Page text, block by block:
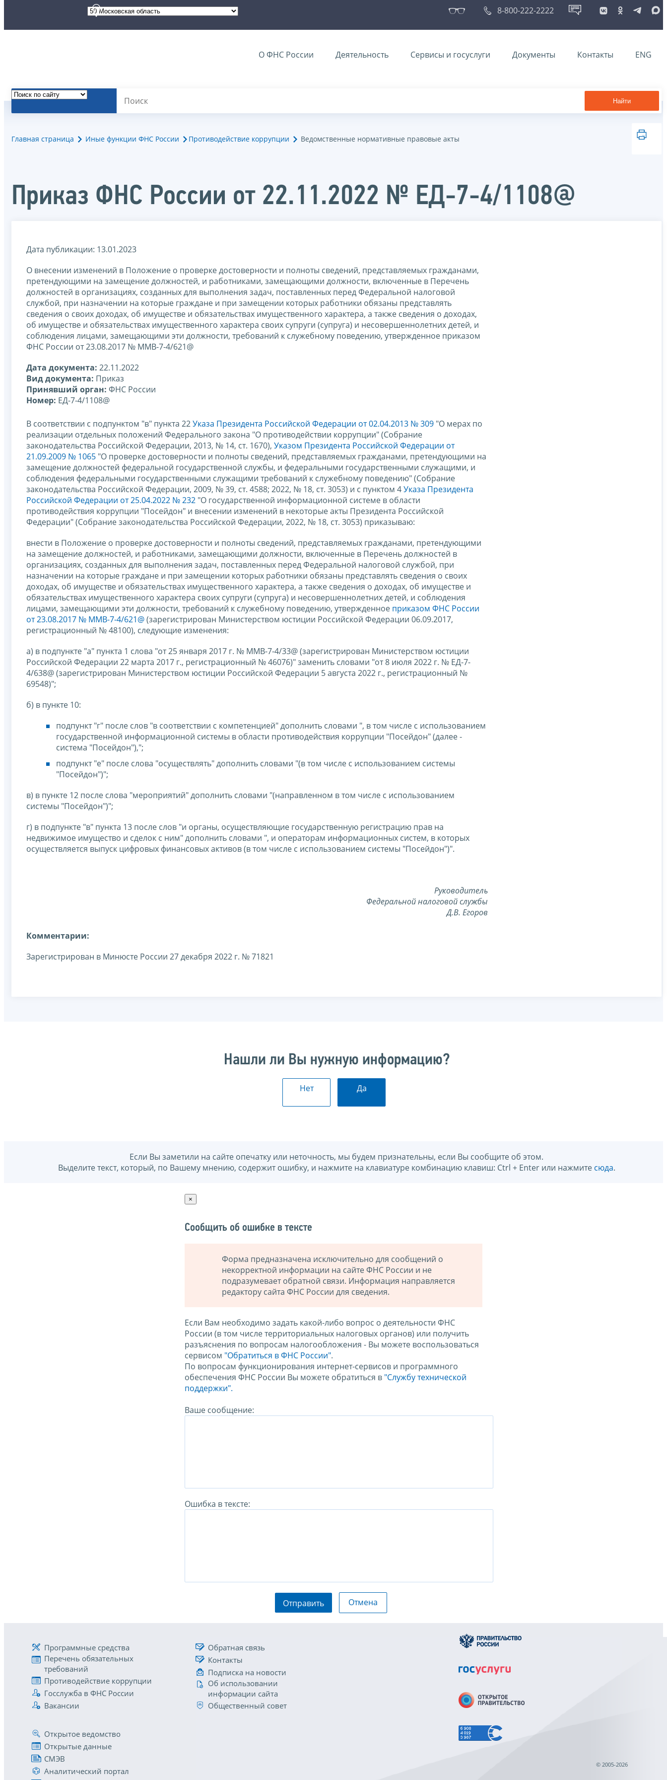
8-800-222-2222
О ФНС России Деятельность Сервисы и госуслуги Документы Контакты ENG
Найти
Главная страница Иные функции ФНС России Противодействие коррупции Ведомственные нормативные правовые акты
Приказ ФНС России от 22.11.2022 № ЕД-7-4/1108@
Дата публикации: 13.01.2023
О внесении изменений в Положение о проверке достоверности и полноты сведений, представляемых гражданами,
претендующими на замещение должностей, и работниками, замещающими должности, включенные в Перечень
должностей в организациях, созданных для выполнения задач, поставленных перед Федеральной налоговой
службой, при назначении на которые граждане и при замещении которых работники обязаны представлять
сведения о своих доходах, об имуществе и обязательствах имущественного характера, а также сведения о доходах,
об имуществе и обязательствах имущественного характера своих супруги (супруга) и несовершеннолетних детей, и
соблюдения лицами, замещающими эти должности, требований к служебному поведению, утвержденное приказом
ФНС России от 23.08.2017 № ММВ-7-4/621@
Дата документа: 22.11.2022
Вид документа: Приказ
Принявший орган: ФНС России
Номер: ЕД-7-4/1108@
В соответствии с подпунктом "в" пункта 22Указа Президента Российской Федерации от 02.04.2013 № 309 "О мерах по
реализации отдельных положений Федерального закона "О противодействии коррупции" (Собрание
законодательства Российской Федерации, 2013, № 14, ст. 1670), Указом Президента Российской Федерации от
21.09.2009 № 1065 "О проверке достоверности и полноты сведений, представляемых гражданами, претендующими на
замещение должностей федеральной государственной службы, и федеральными государственными служащими, и
соблюдения федеральными государственными служащими требований к служебному поведению" (Собрание
законодательства Российской Федерации, 2009, № 39, ст. 4588; 2022, № 18, ст. 3053) и с пунктом 4Указа Президента
Российской Федерации от 25.04.2022 № 232 "О государственной информационной системе в области
противодействия коррупции "Посейдон" и внесении изменений в некоторые акты Президента Российской
Федерации" (Собрание законодательства Российской Федерации, 2022, № 18, ст. 3053) приказываю:
внести в Положение о проверке достоверности и полноты сведений, представляемых гражданами, претендующими
на замещение должностей, и работниками, замещающими должности, включенные в Перечень должностей в
организациях, созданных для выполнения задач, поставленных перед Федеральной налоговой службой, при
назначении на которые граждане и при замещении которых работники обязаны представлять сведения о своих
доходах, об имуществе и обязательствах имущественного характера, а также сведения о доходах, об имуществе и
обязательствах имущественного характера своих супруги (супруга) и несовершеннолетних детей, и соблюдения
лицами, замещающими эти должности, требований к служебному поведению, утвержденное приказом ФНС России
от 23.08.2017 № ММВ-7-4/621@(зарегистрирован Министерством юстиции Российской Федерации 06.09.2017,
регистрационный № 48100), следующие изменения:
а) в подпункте "а" пункта 1 слова "от 25 января 2017 г. № ММВ-7-4/33@ (зарегистрирован Министерством юстиции
Российской Федерации 22 марта 2017 г., регистрационный № 46076)" заменить словами "от 8 июля 2022 г. № ЕД-7-
4/638@ (зарегистрирован Министерством юстиции Российской Федерации 5 августа 2022 г., регистрационный №
69548)";
б) в пункте 10:
подпункт "г" после слов "в соответствии с компетенцией" дополнить словами ", в том числе с использованием
государственной информационной системы в области противодействия коррупции "Посейдон" (далее -
система "Посейдон"),";
подпункт "е" после слова "осуществлять" дополнить словами "(в том числе с использованием системы
"Посейдон")";
в) в пункте 12 после слова "мероприятий" дополнить словами "(направленном в том числе с использованием
системы "Посейдон")";
г) в подпункте "в" пункта 13 после слов "и органы, осуществляющие государственную регистрацию прав на
недвижимое имущество и сделок с ним" дополнить словами ", и операторам информационных систем, в которых
осуществляется выпуск цифровых финансовых активов (в том числе с использованием системы "Посейдон")".
Руководитель
Федеральной налоговой службы
Д.В. Егоров
Комментарии:
Зарегистрирован в Минюсте России 27 декабря 2022 г. № 71821
Нашли ли Вы нужную информацию?
Нет Да
Если Вы заметили на сайте опечатку или неточность, мы будем признательны, если Вы сообщите об этом.
Выделите текст, который, по Вашему мнению, содержит ошибку, и нажмите на клавиатуре комбинацию клавиш: Ctrl + Enter или нажмите сюда.
×
Сообщить об ошибке в тексте
Форма предназначена исключительно для сообщений о
некорректной информации на сайте ФНС России и не
подразумевает обратной связи. Информация направляется
редактору сайта ФНС России для сведения.
Если Вам необходимо задать какой-либо вопрос о деятельности ФНС
России (в том числе территориальных налоговых органов) или получить
разъяснения по вопросам налогообложения - Вы можете воспользоваться
сервисом "Обратиться в ФНС России".
По вопросам функционирования интернет-сервисов и программного
обеспечения ФНС России Вы можете обратиться в "Службу технической
поддержки".
Ваше сообщение:
Ошибка в тексте:
Отправить Отмена
Программные средства
Перечень обязательных
требований
Противодействие коррупции
Госслужба в ФНС России
Вакансии
Обратная связь
Контакты
Подписка на новости
Об использовании
информации сайта
Общественный совет
Открытое ведомство
Открытые данные
СМЭВ
Аналитический портал
© 2005-2026